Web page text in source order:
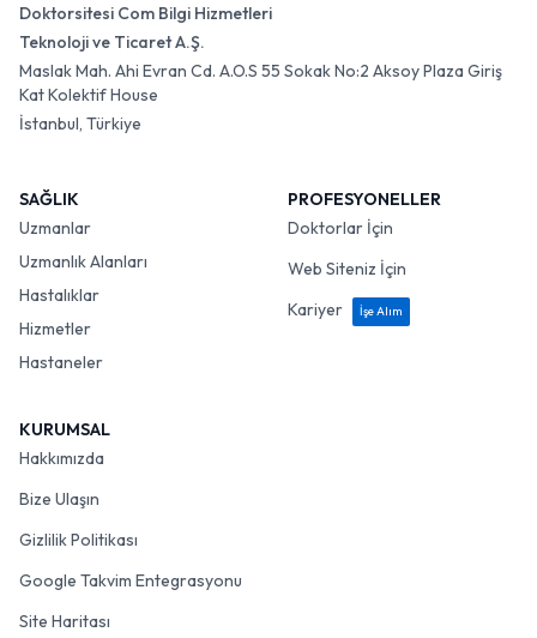
Doktorsitesi Com Bilgi Hizmetleri
Teknoloji ve Ticaret A.Ş.
Maslak Mah. Ahi Evran Cd. A.O.S 55 Sokak No:2 Aksoy Plaza Giriş
Kat Kolektif House
İstanbul, Türkiye
SAĞLIK
Uzmanlar
Uzmanlık Alanları
Hastalıklar
Hizmetler
Hastaneler
PROFESYONELLER
Doktorlar İçin
Web Siteniz İçin
Kariyer
İşe Alım
KURUMSAL
Hakkımızda
Bize Ulaşın
Gizlilik Politikası
Google Takvim Entegrasyonu
Site Haritası